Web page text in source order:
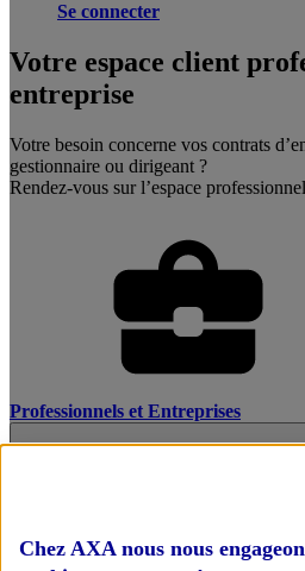
Se connecter
Votre espace client
entreprise
Votre besoin concerne vos contrats
gestionnaire ou dirigeant ?
Rendez-vous sur l’espace
Professionnels et Entreprises
Chez AXA nous nous